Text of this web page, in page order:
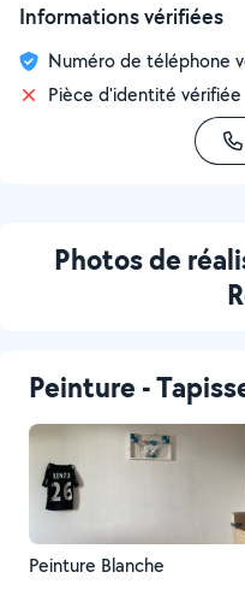
Informations vérifiées
Numéro de téléphone
Pièce d'identité vérifiée
Photos de
Peinture -
Peinture Blanche